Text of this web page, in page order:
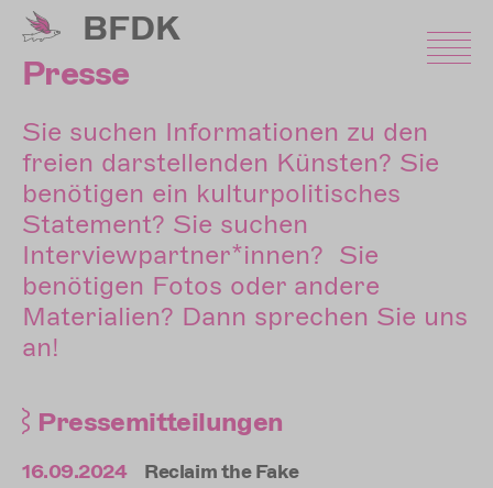
Direkt
zum
Inhalt
BFDK
Presse
Sie suchen Informationen zu den
freien darstellenden Künsten? Sie
benötigen ein kulturpolitisches
Statement? Sie suchen
Interviewpartner*innen? Sie
benötigen Fotos oder andere
Materialien? Dann sprechen Sie uns
an!
Pressemitteilungen
16.09.2024
Reclaim the Fake